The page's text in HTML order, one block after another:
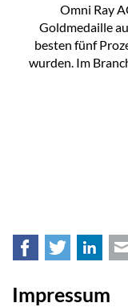
Omni Ray
Goldmedaille
besten fünf
wurden. Im
Facebook
Twitter
Impressum